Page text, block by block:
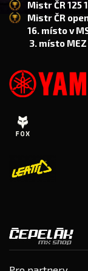
Mistr ČR 125
Mistr ČR
16. místo v
3. místo